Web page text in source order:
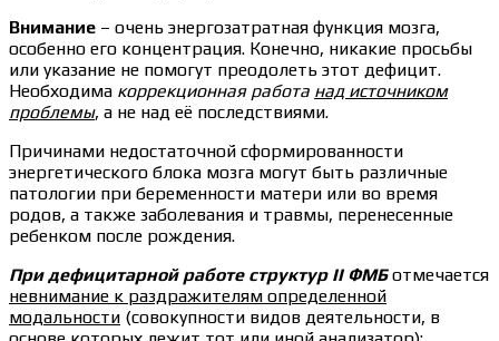
Внимание – очень энергозатратная функция мозга,
особенно его концентрация. Конечно, никакие просьбы
или указание не помогут преодолеть этот дефицит.
Необходима коррекционная работа над источником
проблемы, а не над её последствиями.
Причинами недостаточной сформированности
энергетического блока мозга могут быть различные
патологии при беременности матери или во время
родов, а также заболевания и травмы, перенесенные
ребенком после рождения.
При дефицитарной работе структур II ФМБотмечается
невнимание к раздражителям определенной
модальности (совокупности видов деятельности, в